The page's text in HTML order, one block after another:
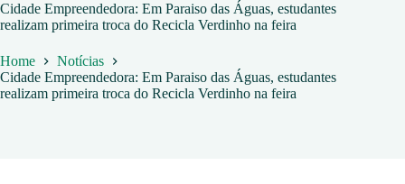
Cidade Empreendedora: Em Paraiso das Águas, estudantes
realizam primeira troca do Recicla Verdinho na feira
Home
Notícias
Cidade Empreendedora: Em Paraiso das Águas, estudantes
realizam primeira troca do Recicla Verdinho na feira